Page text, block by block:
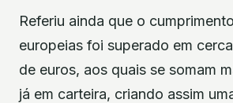
Referiu ainda que o
europeias foi superado em
de euros, aos quais se somam
já em carteira, criando assim